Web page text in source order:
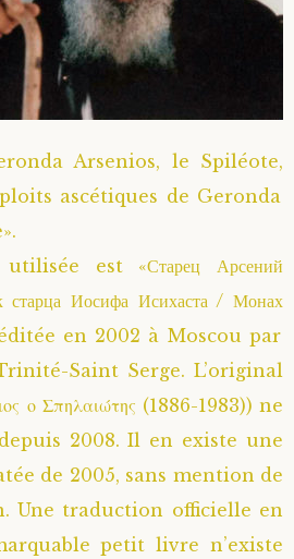
Tchernigov
Vyritsa
(Majouga)
(Kirsanov)
(Voronov)
(Loukach)
(Agapov)
Staritsas
Ivanovna
de Dochiariou
(Khaline)
Arsenios, le Spiléote,
ascétiques de Geronda
est «Старец Арсений
старца Иосифа Исихаста / Монах
éditée en 2002 à Moscou par
Saint Serge. L’original
ο Σπηλαιώτης (1886-1983)) ne
2008. Il en existe une
de 2005, sans mention de
Une traduction officielle en
petit livre n’existe